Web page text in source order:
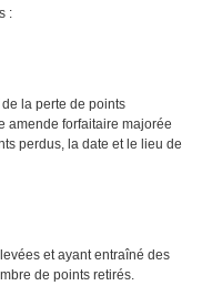
:
la perte de points
amende forfaitaire majorée
perdus, la date et le lieu de
et ayant entraîné des
de points retirés.